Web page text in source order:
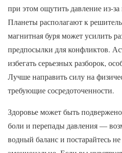
при этом ощутить давление из-
Планеты располагают к
магнитная буря может усилить
предпосылки для конфликтов.
избегать серьезных разборок,
Лучше направить силу на
требующие сосредоточенности.
Здоровье может быть
боли и перепады давления —
водный баланс и постарайтесь